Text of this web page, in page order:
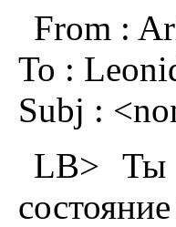
From :
To :
Subj :
LB> Ты